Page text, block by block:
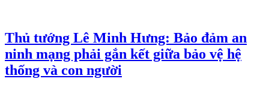
Thủ tướng Lê Minh Hưng: Bảo đảm an
ninh mạng phải gắn kết giữa bảo vệ hệ
thống và con người